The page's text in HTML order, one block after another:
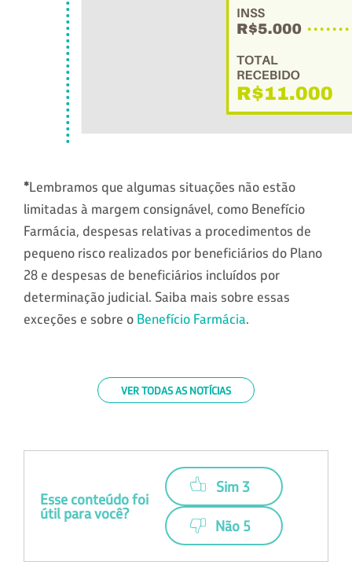
*Lembramos que algumas situações não estão
limitadas à margem consignável, como Benefício
Farmácia, despesas relativas a procedimentos de
pequeno risco realizados por beneficiários do Plano
28 e despesas de beneficiários incluídos por
determinação judicial. Saiba mais sobre essas
exceções e sobre o Benefício Farmácia.
VER TODAS AS NOTÍCIAS
Esse conteúdo foi
útil para você?
Sim 3
Não 5